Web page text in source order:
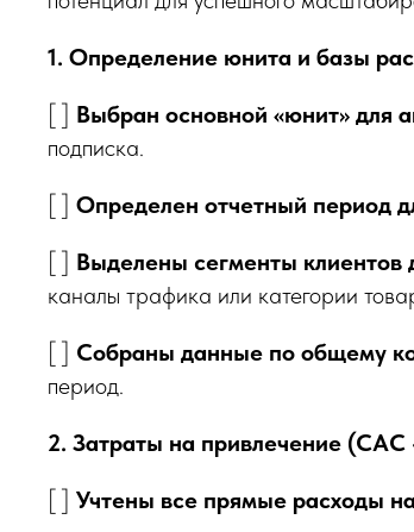
1. Определение юнита и базы
[ ] Выбран основной «юнит» для
подписка.
[ ] Определен отчетный период
[ ] Выделены сегменты клиентов
каналы трафика или категории
[ ] Собраны данные по общему
период.
2. Затраты на привлечение
[ ] Учтены все прямые расходы